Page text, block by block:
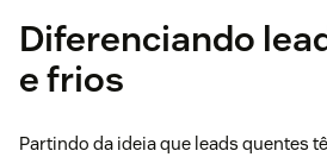
Diferenciando
e frios
Partindo da ideia que leads quentes